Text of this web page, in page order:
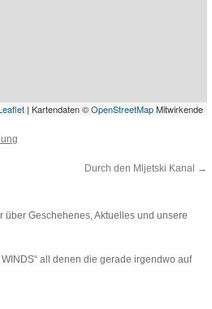
| Kartendaten ©OpenStreetMapMitwirkende
Durch den Mljetski Kanal →
über Geschehenes, Aktuelles und unsere
all denen die gerade irgendwo auf